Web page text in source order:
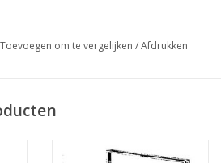
45.24.008
Toevoegen om te vergelijken /Afdrukken